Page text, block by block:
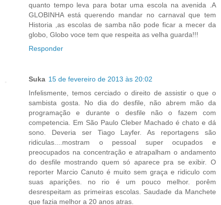
quanto tempo leva para botar uma escola na avenida .A
GLOBINHA está querendo mandar no carnaval que tem
Historia ,as escolas de samba não pode ficar a mecer da
globo, Globo voce tem que respeita as velha guarda!!!
Responder
Suka 15 de fevereiro de 2013 às 20:02
Infelismente, temos cerciado o direito de assistir o que o
sambista gosta. No dia do desfile, não abrem mão da
programação e durante o desfile não o fazem com
competencia. Em São Paulo Cleber Machado é chato e dá
sono. Deveria ser Tiago Layfer. As reportagens são
ridiculas....mostram o pessoal super ocupados e
preocupados na concentração e atrapalham o andamento
do desfile mostrando quem só aparece pra se exibir. O
reporter Marcio Canuto é muito sem graça e ridiculo com
suas aparições. no rio é um pouco melhor. porêm
desrespeitam as primeiras escolas. Saudade da Manchete
que fazia melhor a 20 anos atras.